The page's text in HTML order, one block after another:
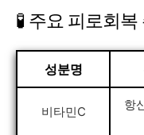
🧪 주요 피로회
성분명
비타민C
항